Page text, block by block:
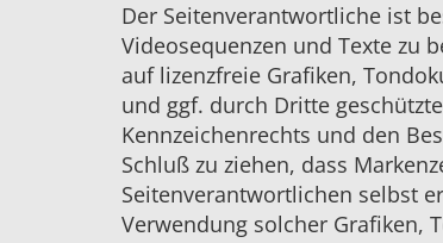
Der Seitenverantwortliche ist
Videosequenzen und Texte zu
auf lizenzfreie Grafiken,
und ggf. durch Dritte
Kennzeichenrechts und den
Schluß zu ziehen, dass
Seitenverantwortlichen selbst
Verwendung solcher Grafiken,